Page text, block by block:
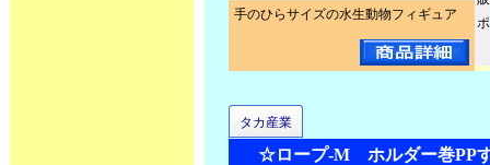
手のひらサイズの水生動物フィギュア
タカ産業
☆ロープ-M ホルダー巻PP